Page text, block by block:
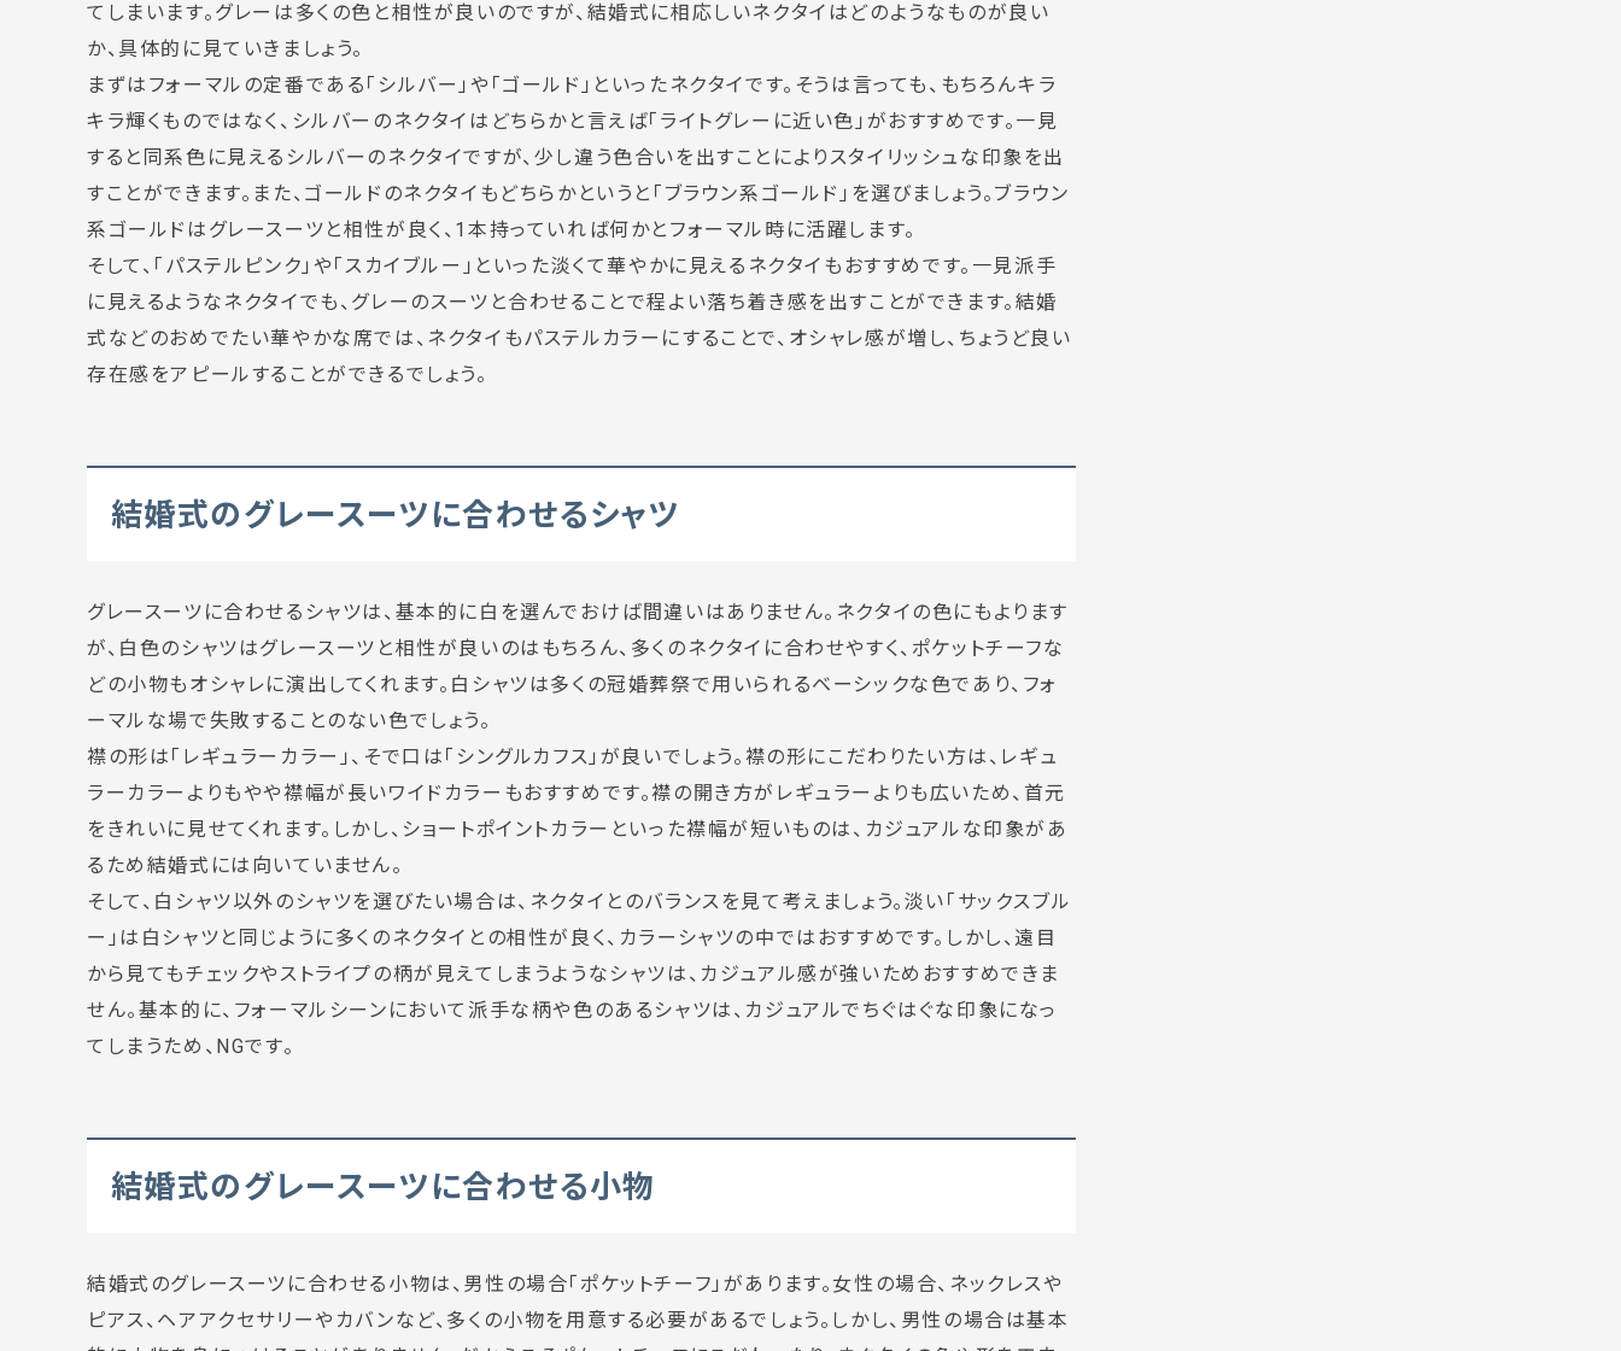
てしまいます。グレーは多くの色と相性が良いのですが、結婚式に相応しいネクタイはどのようなものが良い
か、具体的に見ていきましょう。
まずはフォーマルの定番である「シルバー」や「ゴールド」といったネクタイです。そうは言っても、もちろんキラ
キラ輝くものではなく、シルバーのネクタイはどちらかと言えば「ライトグレーに近い色」がおすすめです。一見
すると同系色に見えるシルバーのネクタイですが、少し違う色合いを出すことによりスタイリッシュな印象を出
すことができます。また、ゴールドのネクタイもどちらかというと「ブラウン系ゴールド」を選びましょう。ブラウン
系ゴールドはグレースーツと相性が良く、1本持っていれば何かとフォーマル時に活躍します。
そして、「パステルピンク」や「スカイブルー」といった淡くて華やかに見えるネクタイもおすすめです。一見派手
に見えるようなネクタイでも、グレーのスーツと合わせることで程よい落ち着き感を出すことができます。結婚
式などのおめでたい華やかな席では、ネクタイもパステルカラーにすることで、オシャレ感が増し、ちょうど良い
存在感をアピールすることができるでしょう。
結婚式のグレースーツに合わせるシャツ
グレースーツに合わせるシャツは、基本的に白を選んでおけば間違いはありません。ネクタイの色にもよります
が、白色のシャツはグレースーツと相性が良いのはもちろん、多くのネクタイに合わせやすく、ポケットチーフな
どの小物もオシャレに演出してくれます。白シャツは多くの冠婚葬祭で用いられるベーシックな色であり、フォ
ーマルな場で失敗することのない色でしょう。
襟の形は「レギュラーカラー」、そで口は「シングルカフス」が良いでしょう。襟の形にこだわりたい方は、レギュ
ラーカラーよりもやや襟幅が長いワイドカラーもおすすめです。襟の開き方がレギュラーよりも広いため、首元
をきれいに見せてくれます。しかし、ショートポイントカラーといった襟幅が短いものは、カジュアルな印象があ
るため結婚式には向いていません。
そして、白シャツ以外のシャツを選びたい場合は、ネクタイとのバランスを見て考えましょう。淡い「サックスブル
ー」は白シャツと同じように多くのネクタイとの相性が良く、カラーシャツの中ではおすすめです。しかし、遠目
から見てもチェックやストライプの柄が見えてしまうようなシャツは、カジュアル感が強いためおすすめできま
せん。基本的に、フォーマルシーンにおいて派手な柄や色のあるシャツは、カジュアルでちぐはぐな印象になっ
てしまうため、NGです。
結婚式のグレースーツに合わせる小物
結婚式のグレースーツに合わせる小物は、男性の場合「ポケットチーフ」があります。女性の場合、ネックレスや
ピアス、ヘアアクセサリーやカバンなど、多くの小物を用意する必要があるでしょう。しかし、男性の場合は基本